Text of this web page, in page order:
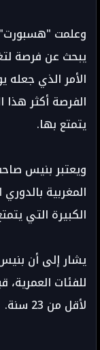
وعلمت "هسبورت"
يبحث عن فرصة
الأمر الذي
الفرصة أكثر هذا
يتمتع بها.
المغربية
الكبيرة التي
يشار إلى أن
للفئات
لأقل من 23 سنة.